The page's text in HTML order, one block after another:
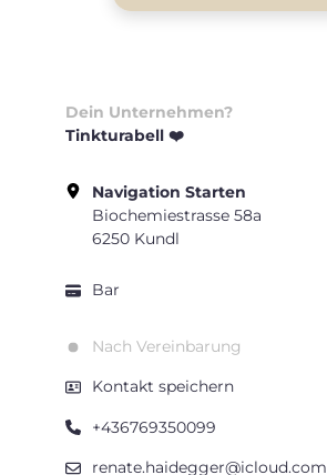
Dein Unternehmen?
Tinkturabell ❤️
Navigation Starten
Biochemiestrasse 58a
6250 Kundl
Bar
Nach Vereinbarung
Kontakt speichern
+436769350099
renate.haidegger@icloud.com